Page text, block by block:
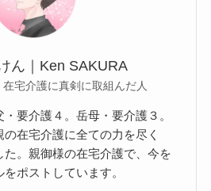
ん｜Ken SAKURA
宅介護に真剣に取組んだ人
要介護４。岳母・要介護３。
の在宅介護に全ての力を尽く
た。親御様の在宅介護で、今を
ポストしています。